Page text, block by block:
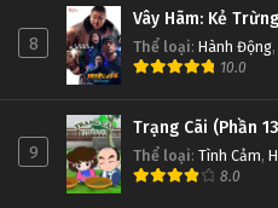
8
Vây Hãm: Kẻ
Thể loại: Hành Động,
10.0
9
Trạng Cãi (Phần
Thể loại: Tình Cảm,
8.0